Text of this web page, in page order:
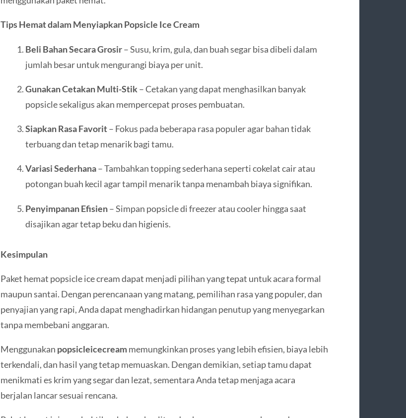
Tips Hemat dalam Menyiapkan Popsicle Ice Cream
Beli Bahan Secara Grosir– Susu, krim, gula, dan buah segar bisa dibeli dalam
jumlah besar untuk mengurangi biaya per unit.
Gunakan Cetakan Multi-Stik– Cetakan yang dapat menghasilkan banyak
popsicle sekaligus akan mempercepat proses pembuatan.
Siapkan Rasa Favorit– Fokus pada beberapa rasa populer agar bahan tidak
terbuang dan tetap menarik bagi tamu.
Variasi Sederhana– Tambahkan topping sederhana seperti cokelat cair atau
potongan buah kecil agar tampil menarik tanpa menambah biaya signifikan.
Penyimpanan Efisien– Simpan popsicle di freezer atau cooler hingga saat
disajikan agar tetap beku dan higienis.
Kesimpulan
Paket hemat popsicle ice cream dapat menjadi pilihan yang tepat untuk acara formal
maupun santai. Dengan perencanaan yang matang, pemilihan rasa yang populer, dan
penyajian yang rapi, Anda dapat menghadirkan hidangan penutup yang menyegarkan
tanpa membebani anggaran.
Menggunakan popsicleicecreammemungkinkan proses yang lebih efisien, biaya lebih
terkendali, dan hasil yang tetap memuaskan. Dengan demikian, setiap tamu dapat
menikmati es krim yang segar dan lezat, sementara Anda tetap menjaga acara
berjalan lancar sesuai rencana.